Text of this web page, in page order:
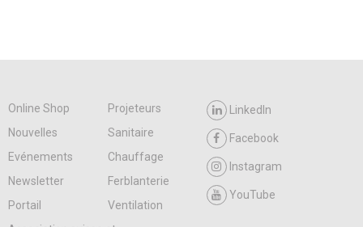
Online Shop
Projeteurs
Nouvelles
Sanitaire
Evénements
Chauffage
Newsletter
Ferblanterie
Portail
Ventilation
LinkedIn
Facebook
Instagram
YouTube